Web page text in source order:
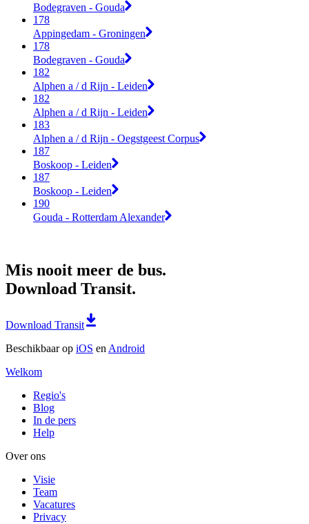
Bodegraven - Gouda
178
Appingedam - Groningen
178
Bodegraven - Gouda
182
Alphen a / d Rijn - Leiden
182
Alphen a / d Rijn - Leiden
183
Alphen a / d Rijn - Oegstgeest Corpus
187
Boskoop - Leiden
187
Boskoop - Leiden
190
Gouda - Rotterdam Alexander
Mis nooit meer de bus.
Download Transit.
Download Transit
Beschikbaar op iOS en Android
Welkom
Regio's
Blog
In de pers
Help
Over ons
Visie
Team
Vacatures
Privacy